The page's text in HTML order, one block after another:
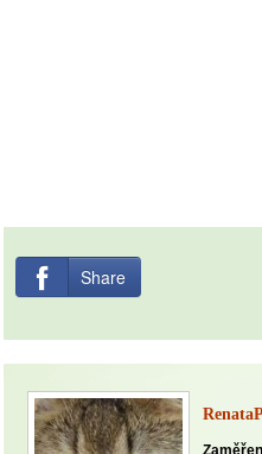
Share